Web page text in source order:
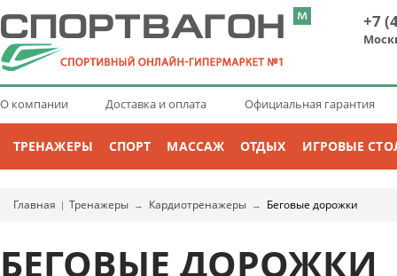
+7
О компании Доставка и оплата Официальная гарантия
ТРЕНАЖЕРЫ СПОРТ МАССАЖ ОТДЫХ ИГРОВЫЕ
Главная | Тренажеры → Кардиотренажеры → Беговые дорожки
БЕГОВЫЕ ДОРОЖКИ